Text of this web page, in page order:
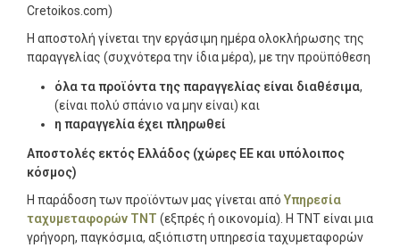
Cretoikos.com)
Η αποστολή γίνεται την εργάσιμη ημέρα ολοκλήρωσης της
παραγγελίας (συχνότερα την ίδια μέρα), με την προϋπόθεση
όλα τα προϊόντα της παραγγελίας είναι διαθέσιμα,
(είναι πολύ σπάνιο να μην είναι) και
η παραγγελία έχει πληρωθεί
Αποστολές εκτός Ελλάδος (χώρες ΕΕ και υπόλοιπος
κόσμος)
Η παράδοση των προϊόντων μας γίνεται από Υπηρεσία
ταχυμεταφορών TNT (εξπρές ή οικονομία). Η TNT είναι μια
γρήγορη, παγκόσμια, αξιόπιστη υπηρεσία ταχυμεταφορών